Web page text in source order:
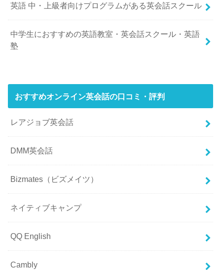
英語 中・上級者向けプログラムがある英会話スクール
中学生におすすめの英語教室・英会話スクール・英語
塾
おすすめオンライン英会話の口コミ・評判
レアジョブ英会話
DMM英会話
Bizmates（ビズメイツ）
ネイティブキャンプ
QQ English
Cambly